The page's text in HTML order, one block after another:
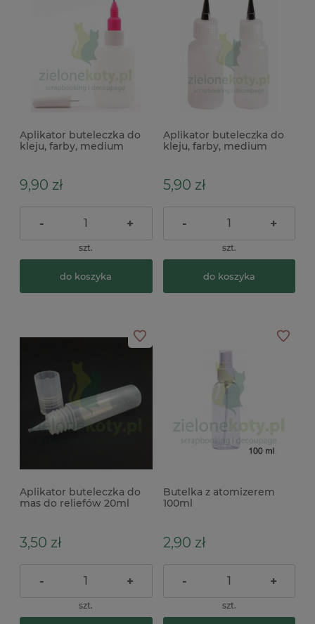
Aplikator buteleczka do
kleju, farby, medium
9,90 zł
- +
szt.
do koszyka
Aplikator buteleczka do
kleju, farby, medium
5,90 zł
- +
szt.
do koszyka
Aplikator buteleczka do
mas do reliefów 20ml
3,50 zł
- +
szt.
Butelka z atomizerem
100ml
2,90 zł
- +
szt.